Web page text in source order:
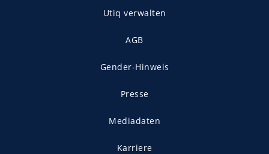
Utiq verwalten
AGB
Gender-Hinweis
Presse
Mediadaten
Karriere